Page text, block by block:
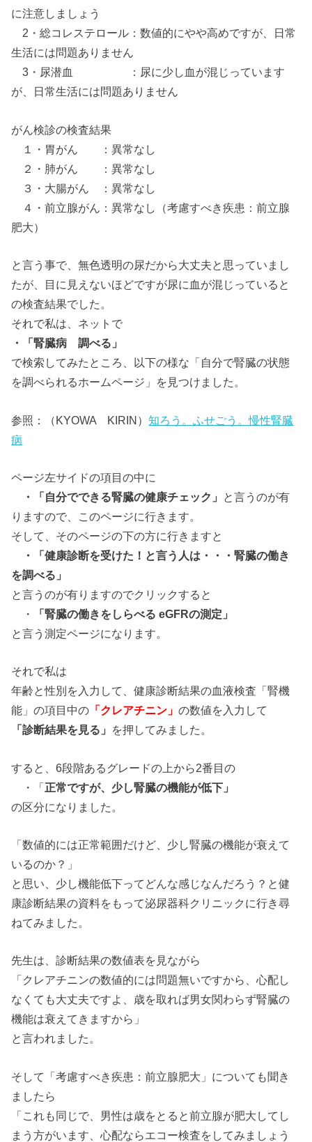
に注意しましょう
2・総コレステロール：数値的にやや高めですが、日常
生活には問題ありません
3・尿潜血 ：尿に少し血が混じっています
が、日常生活には問題ありません
がん検診の検査結果
１・胃がん ：異常なし
２・肺がん ：異常なし
３・大腸がん ：異常なし
４・前立腺がん：異常なし（考慮すべき疾患：前立腺
肥大）
と言う事で、無色透明の尿だから大丈夫と思っていまし
たが、目に見えないほどですが尿に血が混じっていると
の検査結果でした。
それで私は、ネットで
・「腎臓病調べる」
で検索してみたところ、 以下の様な「自分で腎臓の状態
を調べられるホームページ」を見つけました。
参照：（KYOWA KIRIN）知ろう。ふせごう。慢性腎臓
病
ページ左サイドの項目の中に
・「自分でできる腎臓の健康チェック」 と言うのが有
りますので、このページに行きます。
そして、そのページの下の方に行きますと
・「健康診断を受けた！と言う人は・・・腎臓の働き
を調べる」
と言うのが有りますのでクリックすると
・
「腎臓の働きをしらべる eGFRの測定」
と言う測定ページになります。
それで私は
年齢と性別を入力して、健康診断結果の血液検査「腎機
能」の項目中の 「クレアチニン」の数値を入力して
「診断結果を見る」 を押してみました。
すると、6段階あるグレードの上から2番目の
・「正常ですが、少し腎臓の機能が低下」
の区分になりました。
「数値的には正常範囲だけど、少し腎臓の機能が衰えて
いるのか？」
と思い、少し機能低下ってどんな感じなんだろう？と健
康診断結果の資料をもって泌尿器科クリニックに行き尋
ねてみました。
先生は、診断結果の数値表を見ながら
「クレアチニンの数値的には問題無いですから、心配し
なくても大丈夫ですよ、歳を取れば男女関わらず腎臓の
機能は衰えてきますから」
と言われました。
そして「考慮すべき疾患：前立腺肥大」についても聞き
ましたら
「これも同じで、男性は歳をとると前立腺が肥大してし
まう方がいます、心配ならエコー検査をしてみましょう